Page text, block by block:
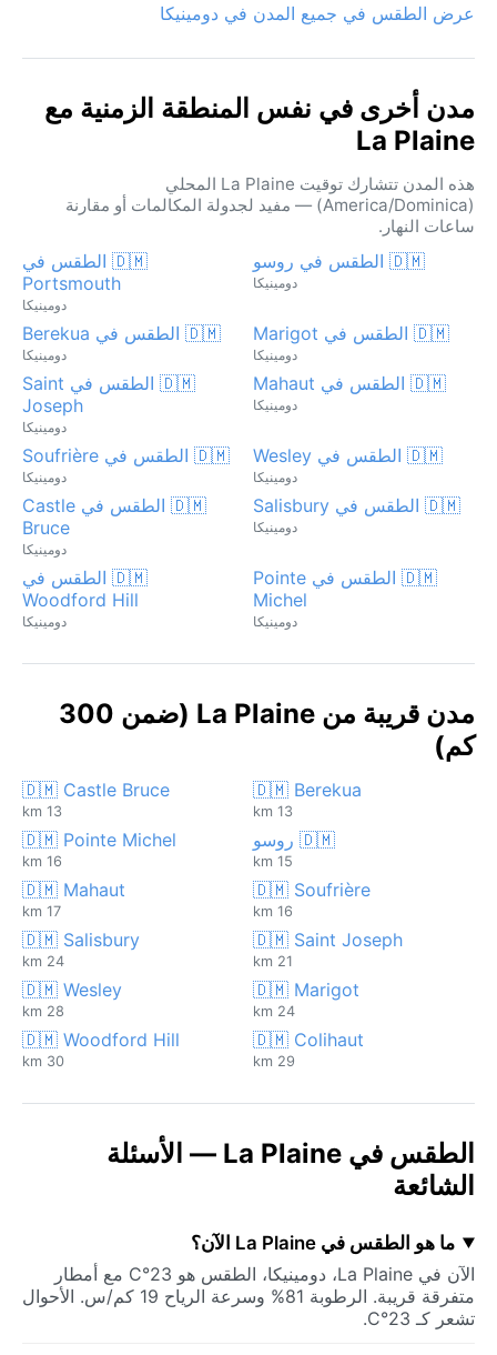
عرض الطقس في جميع المدن في دومينيكا
مدن أخرى في نفس المنطقة الزمنية مع
La Plaine
هذه المدن تتشارك توقيت La Plaine المحلي
(America/Dominica) — مفيد لجدولة المكالمات أو مقارنة
ساعات النهار.
🇩🇲 الطقس في روسو
دومينيكا
🇩🇲 الطقس في
Portsmouth
دومينيكا
🇩🇲 الطقس في Marigot
دومينيكا
🇩🇲 الطقس في Berekua
دومينيكا
🇩🇲 الطقس في Mahaut
دومينيكا
🇩🇲 الطقس في Saint
Joseph
دومينيكا
🇩🇲 الطقس في Wesley
دومينيكا
🇩🇲 الطقس في Soufrière
دومينيكا
🇩🇲 الطقس في Salisbury
دومينيكا
🇩🇲 الطقس في Castle
Bruce
دومينيكا
🇩🇲 الطقس في Pointe
Michel
دومينيكا
🇩🇲 الطقس في
Woodford Hill
دومينيكا
مدن قريبة من La Plaine (ضمن 300
كم)
🇩🇲 Berekua
13 km
🇩🇲 Castle Bruce
13 km
🇩🇲 روسو
15 km
🇩🇲 Pointe Michel
16 km
🇩🇲 Soufrière
16 km
🇩🇲 Mahaut
17 km
🇩🇲 Saint Joseph
21 km
🇩🇲 Salisbury
24 km
🇩🇲 Marigot
24 km
🇩🇲 Wesley
28 km
🇩🇲 Colihaut
29 km
🇩🇲 Woodford Hill
30 km
الطقس في La Plaine — الأسئلة
الشائعة
ما هو الطقس في La Plaine الآن؟
الآن في La Plaine، دومينيكا، الطقس هو 23°C مع أمطار
متفرقة قريبة. الرطوبة 81% وسرعة الرياح 19 كم/س. الأحوال
تشعر كـ 23°C.